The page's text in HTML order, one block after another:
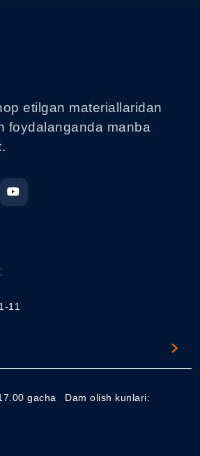
etilgan materiallaridan
foydalanganda manba
11
gacha
Dam olish kunlari: